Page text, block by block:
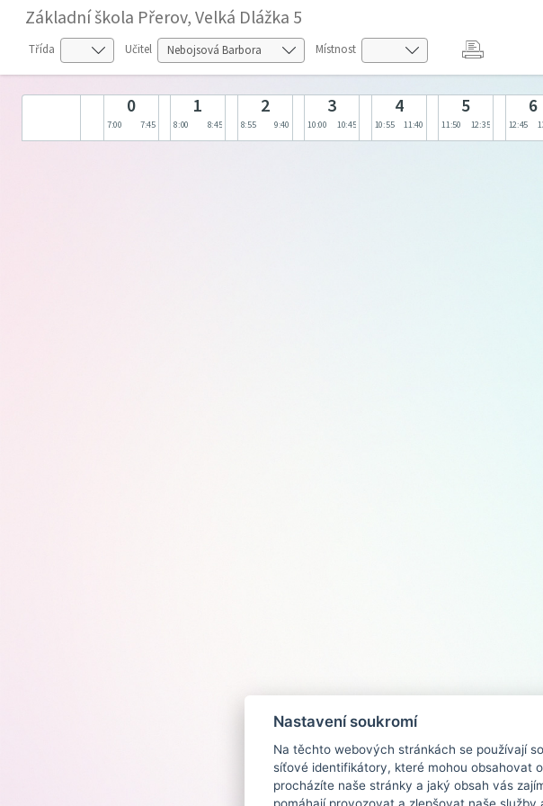
Základní škola Přerov, Velká Dlážka 5
Třída Učitel Místnost
0
7:00 7:45
1
8:00 8:45
2
8:55 9:40
3
10:00 10:45
4
10:55 11:40
5
11:50 12:35
6
12:45
Nastavení soukromí
Na těchto webových stránkách se používají
síťové identifikátory, které mohou obsahovat
procházíte naše stránky a jaký obsah vás